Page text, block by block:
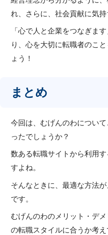
れ、さらに、社会貢献に気
「心で人と企業をつなぎま
り、心を大切に転職者のこ
ょう！
まとめ
今回は、むげんのわについ
ったでしょうか？
数ある転職サイトから利用
すよね。
そんなときに、最適な方法
です。
むげんのわのメリット・デ
の転職スタイルに合うか考え